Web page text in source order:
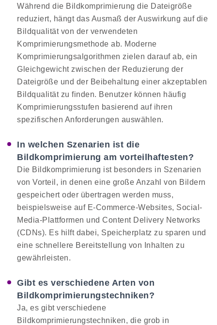
Während die Bildkomprimierung die Dateigröße
reduziert, hängt das Ausmaß der Auswirkung auf die
Bildqualität von der verwendeten
Komprimierungsmethode ab. Moderne
Komprimierungsalgorithmen zielen darauf ab, ein
Gleichgewicht zwischen der Reduzierung der
Dateigröße und der Beibehaltung einer akzeptablen
Bildqualität zu finden. Benutzer können häufig
Komprimierungsstufen basierend auf ihren
spezifischen Anforderungen auswählen.
In welchen Szenarien ist die
Bildkomprimierung am vorteilhaftesten?
Die Bildkomprimierung ist besonders in Szenarien
von Vorteil, in denen eine große Anzahl von Bildern
gespeichert oder übertragen werden muss,
beispielsweise auf E-Commerce-Websites, Social-
Media-Plattformen und Content Delivery Networks
(CDNs). Es hilft dabei, Speicherplatz zu sparen und
eine schnellere Bereitstellung von Inhalten zu
gewährleisten.
Gibt es verschiedene Arten von
Bildkomprimierungstechniken?
Ja, es gibt verschiedene
Bildkomprimierungstechniken, die grob in